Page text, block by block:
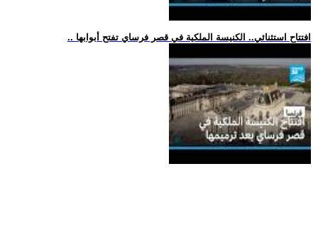
.. افتتاح استثنائي.. الكنيسة الملكية في قصر فرساي تفتح أبوابها